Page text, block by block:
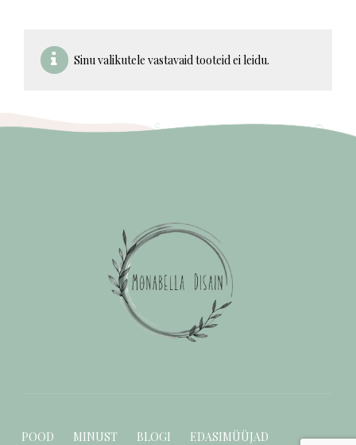
Sinu valikutele vastavaid tooteid ei leidu.
POOD MINUST BLOGI EDASIMÜÜJAD